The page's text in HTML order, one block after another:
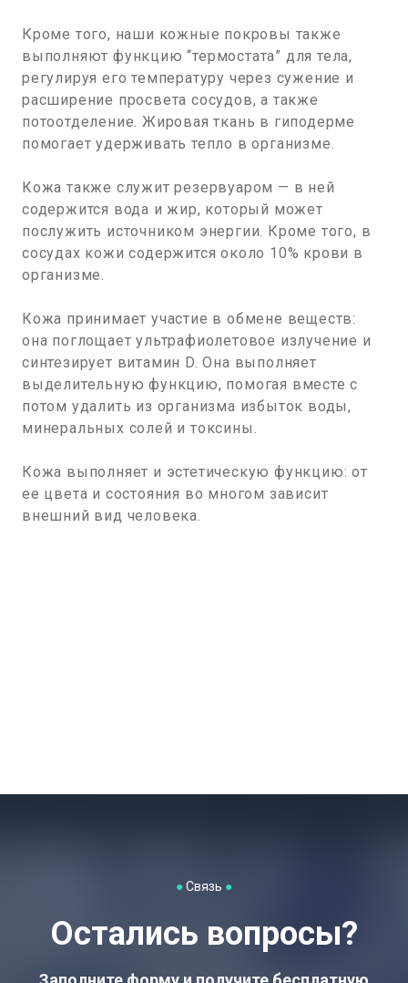
Кроме того, наши кожные покровы также
выполняют функцию “термостата” для тела,
регулируя его температуру через сужение и
расширение просвета сосудов, а также
потоотделение. Жировая ткань в гиподерме
помогает удерживать тепло в организме.
Кожа также служит резервуаром — в ней
содержится вода и жир, который может
послужить источником энергии. Кроме того, в
сосудах кожи содержится около 10% крови в
организме.
Кожа принимает участие в обмене веществ:
она поглощает ультрафиолетовое излучение и
синтезирует витамин D. Она выполняет
выделительную функцию, помогая вместе с
потом удалить из организма избыток воды,
минеральных солей и токсины.
Кожа выполняет и эстетическую функцию: от
ее цвета и состояния во многом зависит
внешний вид человека.
● Связь ●
Остались вопросы?